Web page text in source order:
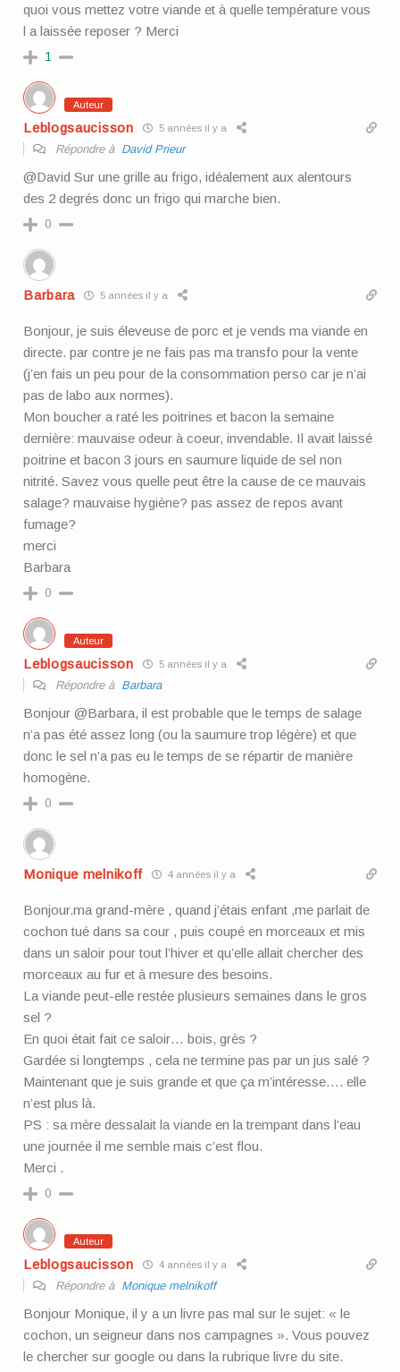
quoi vous mettez votre viande et à quelle température vous
l a laissée reposer ? Merci
1
Auteur
Leblogsaucisson 5 années il y a
Répondre à David Prieur
@David Sur une grille au frigo, idéalement aux alentours
des 2 degrés donc un frigo qui marche bien.
0
Barbara 5 années il y a
Bonjour, je suis éleveuse de porc et je vends ma viande en
directe. par contre je ne fais pas ma transfo pour la vente
(j’en fais un peu pour de la consommation perso car je n’ai
pas de labo aux normes).
Mon boucher a raté les poitrines et bacon la semaine
dernière: mauvaise odeur à coeur, invendable. Il avait laissé
poitrine et bacon 3 jours en saumure liquide de sel non
nitrité. Savez vous quelle peut être la cause de ce mauvais
salage? mauvaise hygiène? pas assez de repos avant
fumage?
merci
Barbara
0
Auteur
Leblogsaucisson 5 années il y a
Répondre à Barbara
Bonjour @Barbara, il est probable que le temps de salage
n’a pas été assez long (ou la saumure trop légère) et que
donc le sel n’a pas eu le temps de se répartir de manière
homogène.
0
Monique melnikoff 4 années il y a
Bonjour.ma grand-mère , quand j’étais enfant ,me parlait de
cochon tué dans sa cour , puis coupé en morceaux et mis
dans un saloir pour tout l’hiver et qu’elle allait chercher des
morceaux au fur et à mesure des besoins.
La viande peut-elle restée plusieurs semaines dans le gros
sel ?
En quoi était fait ce saloir… bois, grès ?
Gardée si longtemps , cela ne termine pas par un jus salé ?
Maintenant que je suis grande et que ça m’intéresse…. elle
n’est plus là.
PS : sa mère dessalait la viande en la trempant dans l’eau
une journée il me semble mais c’est flou.
Merci .
0
Auteur
Leblogsaucisson 4 années il y a
Répondre à Monique melnikoff
Bonjour Monique, il y a un livre pas mal sur le sujet: « le
cochon, un seigneur dans nos campagnes ». Vous pouvez
le chercher sur google ou dans la rubrique livre du site.